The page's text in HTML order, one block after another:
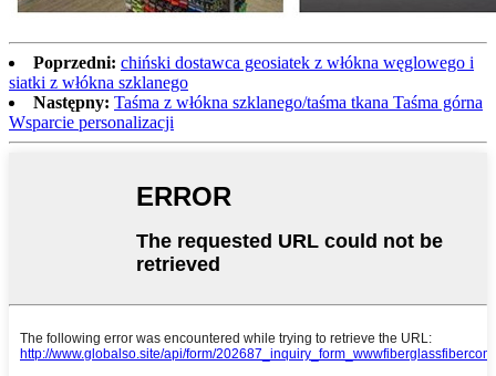
Poprzedni: chiński dostawca geosiatek z włókna węglowego i
siatki z włókna szklanego
Następny: Taśma z włókna szklanego/taśma tkana Taśma górna
Wsparcie personalizacji